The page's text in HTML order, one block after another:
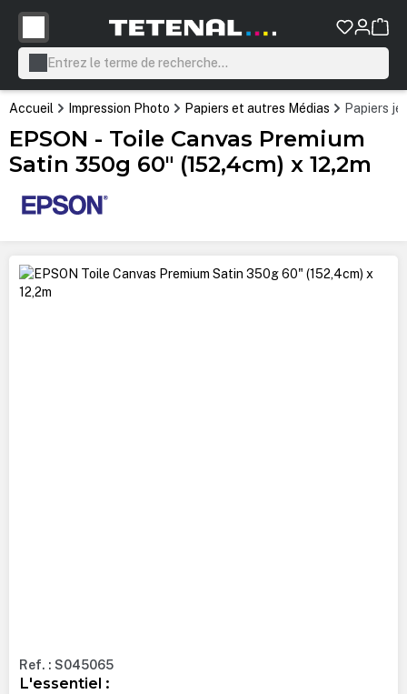
principal
Accueil Impression Photo Papiers et autres Médias Papiers
EPSON - Toile Canvas Premium
Satin 350g 60" (152,4cm) x 12,2m
Ignorer la galerie d'images
Ref. : S045065
L'essentiel :